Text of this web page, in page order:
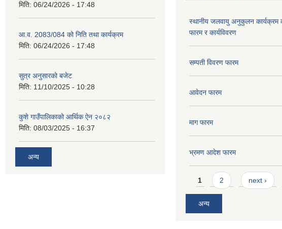
मिति: 06/24/2026 - 17:48
आ.व. 2083/084 को निति तथा कार्यक्रम
मिति: 06/24/2026 - 17:48
सुत्र अनुसारको बजेट
मिति: 11/10/2025 - 10:28
कुशे गाउँपालिकाको आर्थिक ऐन २०८२
मिति: 08/03/2025 - 16:37
अन्य
स्थानीय जलवायु अनुकुलन कार्यक्रम
फारम र कार्यविवरण
सम्पती विवरण फारम
आवेदन फारम
माग फारम
भ्रमण आदेश फारम
Pages
1 2 next ›
अन्य